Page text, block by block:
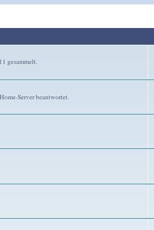
gesammelt.
Server beantwortet.